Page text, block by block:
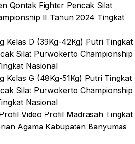
Qontak Fighter Pencak Silat
II Tahun 2024 Tingkat
Kelas D (39Kg-42Kg) Putri Tingkat
Silat Purwokerto Championship
Nasional
Kelas G (48Kg-51Kg) Putri Tingkat
Silat Purwokerto Championship
Nasional
Video Profil Madrasah Tingkat
Agama Kabupaten Banyumas